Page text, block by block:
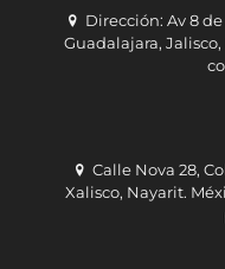
Dirección: Av 8
Guadalajara,
Calle Nova 28,
Xalisco, Nayarit.